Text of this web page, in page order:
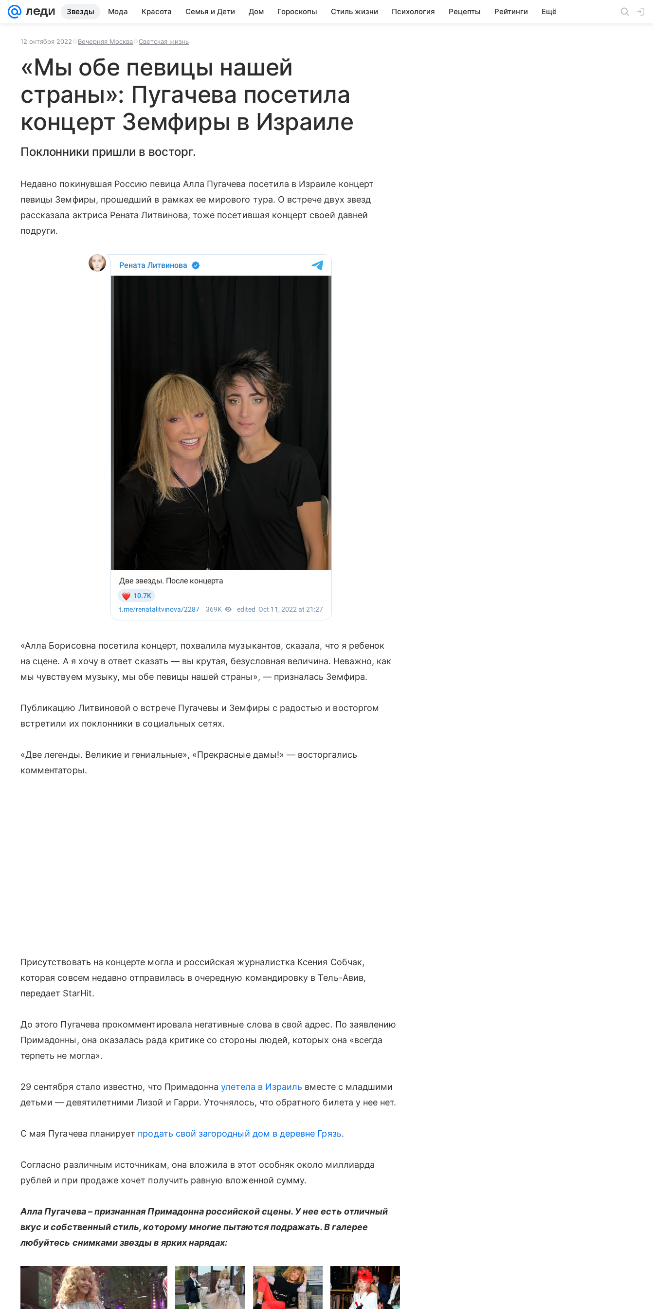
Звезды Мода Красота Семья и Дети Дом Гороскопы Стиль жизни Психология Рецепты Рейтинги Ещё
12 октября 2022 Вечерняя Москва Светская жизнь
«Мы обе певицы нашей
страны»: Пугачева посетила
концерт Земфиры в Израиле
Поклонники пришли в восторг.
Недавно покинувшая Россию певица Алла Пугачева посетила в Израиле концерт
певицы Земфиры, прошедший в рамках ее мирового тура. О встрече двух звезд
рассказала актриса Рената Литвинова, тоже посетившая концерт своей давней
подруги.
«Алла Борисовна посетила концерт, похвалила музыкантов, сказала, что я ребенок
на сцене. А я хочу в ответ сказать — вы крутая, безусловная величина. Неважно, как
мы чувствуем музыку, мы обе певицы нашей страны», — призналась Земфира.
Публикацию Литвиновой о встрече Пугачевы и Земфиры с радостью и восторгом
встретили их поклонники в социальных сетях.
«Две легенды. Великие и гениальные», «Прекрасные дамы!» — восторгались
комментаторы.
Присутствовать на концерте могла и российская журналистка Ксения Собчак,
которая совсем недавно отправилась в очередную командировку в Тель-Авив,
передает StarHit.
До этого Пугачева прокомментировала негативные слова в свой адрес. По заявлению
Примадонны, она оказалась рада критике со стороны людей, которых она «всегда
терпеть не могла».
29 сентября стало известно, что Примадоннаулетела в Израиль вместе с младшими
детьми — девятилетними Лизой и Гарри. Уточнялось, что обратного билета у нее нет.
С мая Пугачева планирует продать свой загородный дом в деревне Грязь.
Согласно различным источникам, она вложила в этот особняк около миллиарда
рублей и при продаже хочет получить равную вложенной сумму.
Алла Пугачева – признанная Примадонна российской сцены. У нее есть отличный
вкус и собственный стиль, которому многие пытаются подражать. В галерее
любуйтесь снимками звезды в ярких нарядах: